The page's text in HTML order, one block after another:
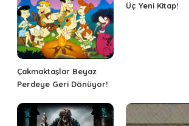
Çakmaktaşlar Beyaz
Perdeye Geri Dönüyor!
Üç Yeni Kitap!